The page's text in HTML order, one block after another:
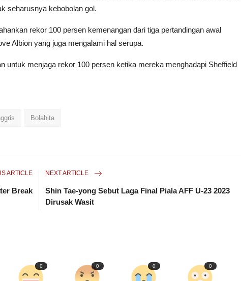
seharusnya kebobolan gol.
rekor 100 persen kemenangan dari tiga pertandingan awal
Albion yang juga mengalami hal serupa.
untuk menjaga rekor 100 persen ketika mereka menghadapi Sheffield
Bolahita
ARTICLE
Break
NEXT ARTICLE
Shin Tae-yong Sebut Laga Final Piala AFF U-23 2023
Dirusak Wasit
0 0 0 0